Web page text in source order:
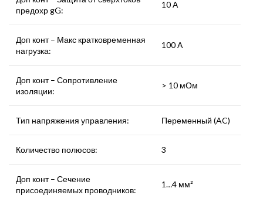
предохр gG:
10 А
Доп конт – Макс кратковременная
нагрузка:
100 А
Доп конт – Сопротивление
изоляции:
> 10 мОм
Тип напряжения управления: Переменный (AC)
Количество полюсов: 3
Доп конт – Сечение
присоединяемых проводников:
1…4 мм²